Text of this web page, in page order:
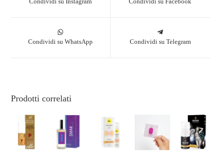
Condividi su WhatsApp Condividi su Telegram
Prodotti correlati